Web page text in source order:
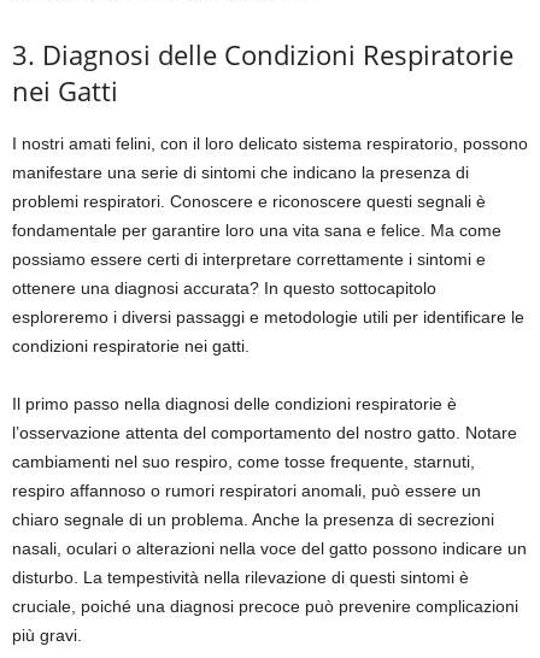
3. Diagnosi delle Condizioni Respiratorie
nei Gatti
I nostri amati felini, con il loro delicato sistema respiratorio, possono
manifestare una serie di sintomi che indicano la presenza di
problemi respiratori. Conoscere e riconoscere questi segnali è
fondamentale per garantire loro una vita sana e felice. Ma come
possiamo essere certi di interpretare correttamente i sintomi e
ottenere una diagnosi accurata? In questo sottocapitolo
esploreremo i diversi passaggi e metodologie utili per identificare le
condizioni respiratorie nei gatti.
Il primo passo nella diagnosi delle condizioni respiratorie è
l’osservazione attenta del comportamento del nostro gatto. Notare
cambiamenti nel suo respiro, come tosse frequente, starnuti,
respiro affannoso o rumori respiratori anomali, può essere un
chiaro segnale di un problema. Anche la presenza di secrezioni
nasali, oculari o alterazioni nella voce del gatto possono indicare un
disturbo. La tempestività nella rilevazione di questi sintomi è
cruciale, poiché una diagnosi precoce può prevenire complicazioni
più gravi.